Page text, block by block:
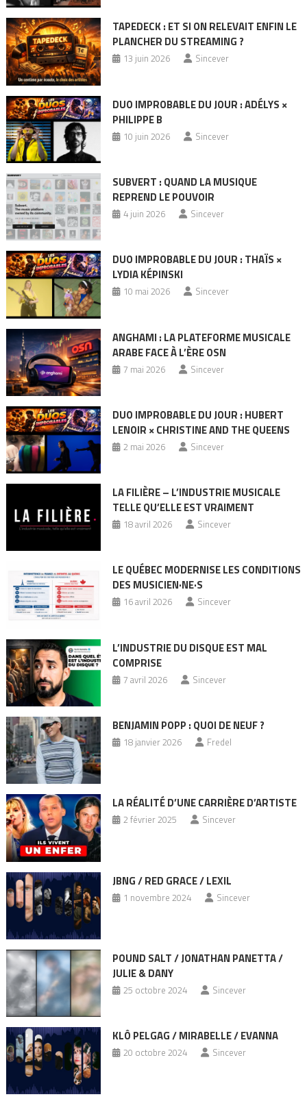
TAPEDECK : ET SI ON RELEVAIT ENFIN LE
PLANCHER DU STREAMING ?
13 juin 2026 Sincever
DUO IMPROBABLE DU JOUR : ADÉLYS ×
PHILIPPE B
10 juin 2026 Sincever
SUBVERT : QUAND LA MUSIQUE
REPREND LE POUVOIR
4 juin 2026 Sincever
DUO IMPROBABLE DU JOUR : THAÏS ×
LYDIA KÉPINSKI
10 mai 2026 Sincever
ANGHAMI : LA PLATEFORME MUSICALE
ARABE FACE À L’ÈRE OSN
7 mai 2026 Sincever
DUO IMPROBABLE DU JOUR : HUBERT
LENOIR × CHRISTINE AND THE QUEENS
2 mai 2026 Sincever
LA FILIÈRE – L’INDUSTRIE MUSICALE
TELLE QU’ELLE EST VRAIMENT
18 avril 2026 Sincever
LE QUÉBEC MODERNISE LES CONDITIONS
DES MUSICIEN·NE·S
16 avril 2026 Sincever
L’INDUSTRIE DU DISQUE EST MAL
COMPRISE
7 avril 2026 Sincever
BENJAMIN POPP : QUOI DE NEUF ?
18 janvier 2026 Fredel
LA RÉALITÉ D’UNE CARRIÈRE D’ARTISTE
2 février 2025 Sincever
JBNG / RED GRACE / LEXIL
1 novembre 2024 Sincever
POUND SALT / JONATHAN PANETTA /
JULIE & DANY
25 octobre 2024 Sincever
KLÔ PELGAG / MIRABELLE / EVANNA
20 octobre 2024 Sincever